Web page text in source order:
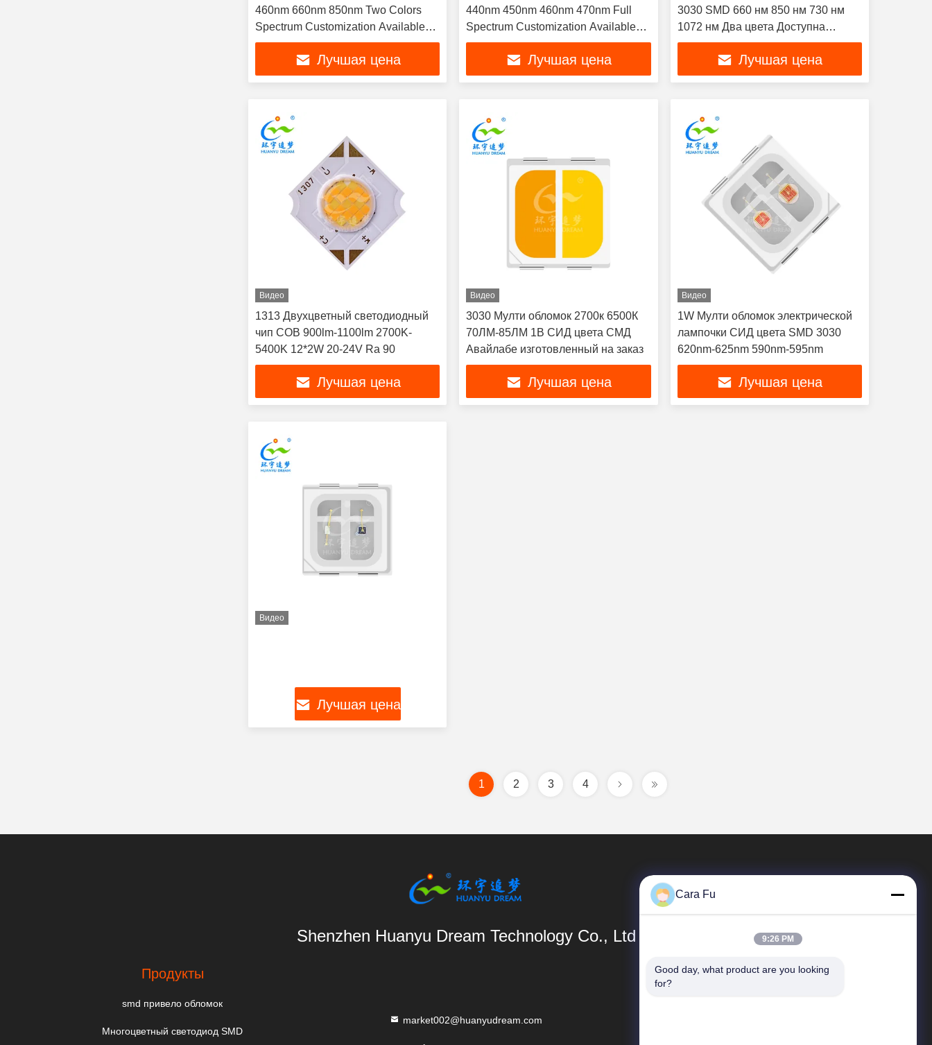
460nm 660nm 850nm Two Colors
Spectrum Customization Available
1W For Therapy Mask Belt
Лучшая цена
440nm 450nm 460nm 470nm Full
Spectrum Customization Available
1W For Outdoor portable flashlights
Лучшая цена
3030 SMD 660 нм 850 нм 730 нм
1072 нм Два цвета Доступна
настройка спектра 1 Вт для
терапевтической шапки
Лучшая цена
Видео
1313 Двухцветный светодиодный
чип COB 900lm-1100lm 2700K-
5400K 12*2W 20-24V Ra 90
Лучшая цена
Видео
3030 Мулти обломок 2700к 6500К
70ЛМ-85ЛМ 1В СИД цвета СМД
Авайлабе изготовленный на заказ
Лучшая цена
Видео
1W Мулти обломок электрической
лампочки СИД цвета SMD 3030
620nm-625nm 590nm-595nm
Лучшая цена
Видео
Лучшая цена
1 2 3 4
Shenzhen Huanyu Dream Technology Co., Ltd
Продукты
smd привело обломок
Многоцветный светодиод SMD
market002@huanyudream.com
Быстрые Ссылки
Cara Fu
9:26 PM
Good day, what product are you looking
for?